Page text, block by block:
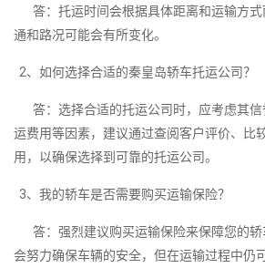
答：托运时间会根据具体距离和运输方式
通和路况可能会有所变化。
2、如何选择合适的秦皇岛轿车托运公司？
答：选择合适的托运公司时，应考虑其信
运费用等因素，建议通过查阅客户评价、比
用，以确保选择到可靠的托运公司。
3、我的轿车是否需要购买运输保险？
答：强烈建议购买运输保险来保障您的轿
会努力确保车辆的安全，但在运输过程中仍